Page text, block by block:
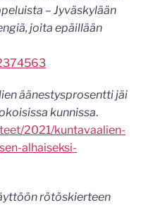
– Jyväskylään
joita epäillään
äänestysprosentti jäi
kunnissa.
2021/kuntavaalien-
alhaiseksi-
rötöskierteen